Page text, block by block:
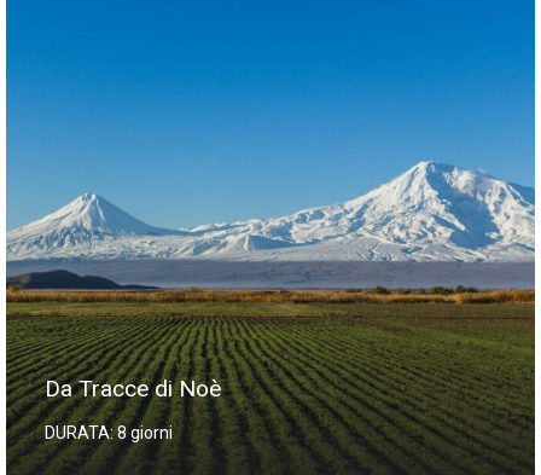
Da Tracce di Noè
DURATA: 8 giorni